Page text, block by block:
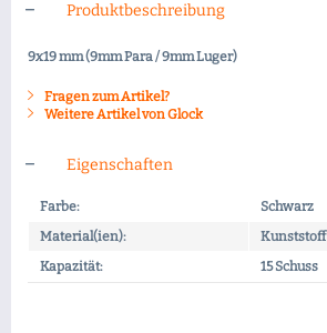
Produktbeschreibung
9x19 mm (9mm Para / 9mm Luger)
Fragen zum Artikel?
Weitere Artikel von Glock
Eigenschaften
Farbe:
Schwarz
Material(ien):
Kunststoff
Kapazität:
15 Schuss